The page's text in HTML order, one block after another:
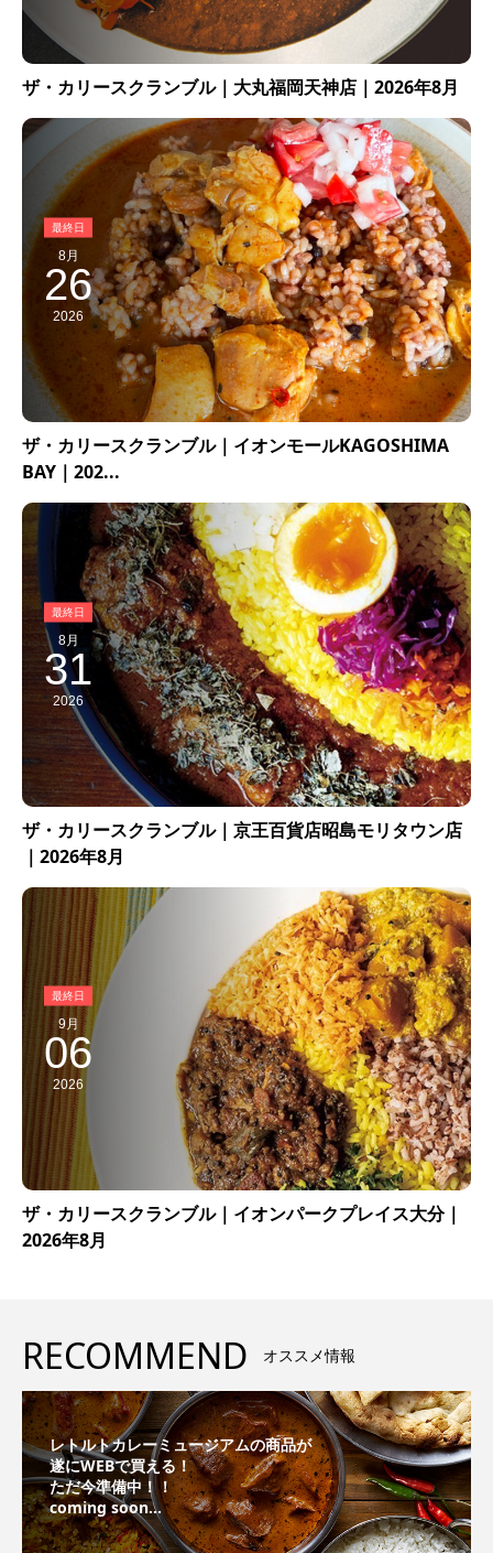
ザ・カリースクランブル｜大丸福岡天神店｜2026年8月
8月
26
2026
ザ・カリースクランブル｜イオンモールKAGOSHIMA
BAY｜202...
8月
31
2026
ザ・カリースクランブル｜京王百貨店昭島モリタウン店
｜2026年8月
9月
06
2026
ザ・カリースクランブル｜イオンパークプレイス大分｜
2026年8月
RECOMMEND オススメ情報
レトルトカレーミュージアムの商品が
遂にWEBで買える！
ただ今準備中！！
coming soon...